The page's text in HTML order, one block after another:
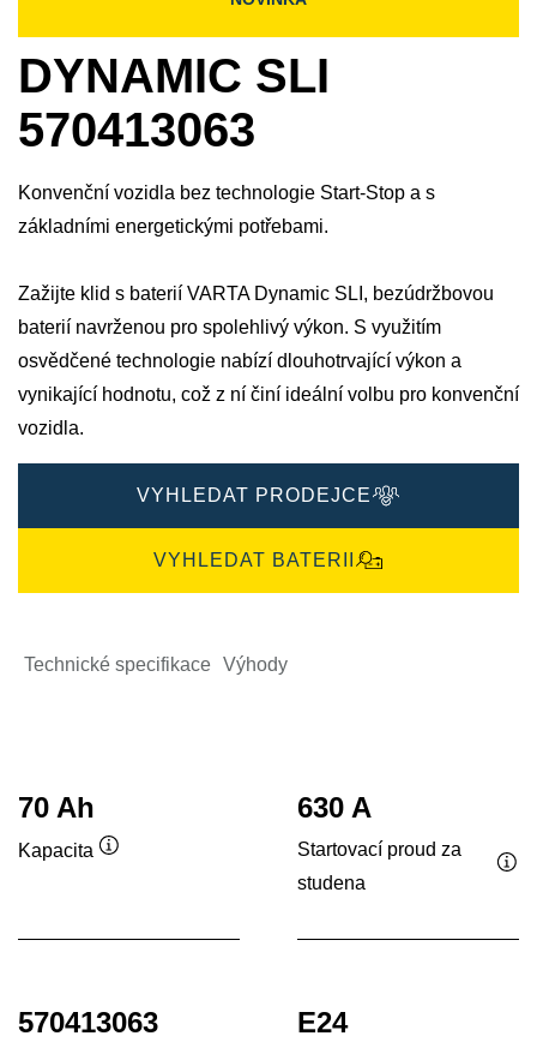
DYNAMIC SLI
570413063
Konvenční vozidla bez technologie Start-Stop a s
základními energetickými potřebami.
Zažijte klid s baterií VARTA Dynamic SLI, bezúdržbovou
baterií navrženou pro spolehlivý výkon. S využitím
osvědčené technologie nabízí dlouhotrvající výkon a
vynikající hodnotu, což z ní činí ideální volbu pro konvenční
vozidla.
VYHLEDAT PRODEJCE
VYHLEDAT BATERII
Technické specifikace Výhody
70 Ah
Kapacita
630 A
Startovací proud za
studena
570413063 E24